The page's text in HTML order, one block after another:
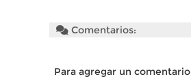
Comentarios:
Para agregar un comentario